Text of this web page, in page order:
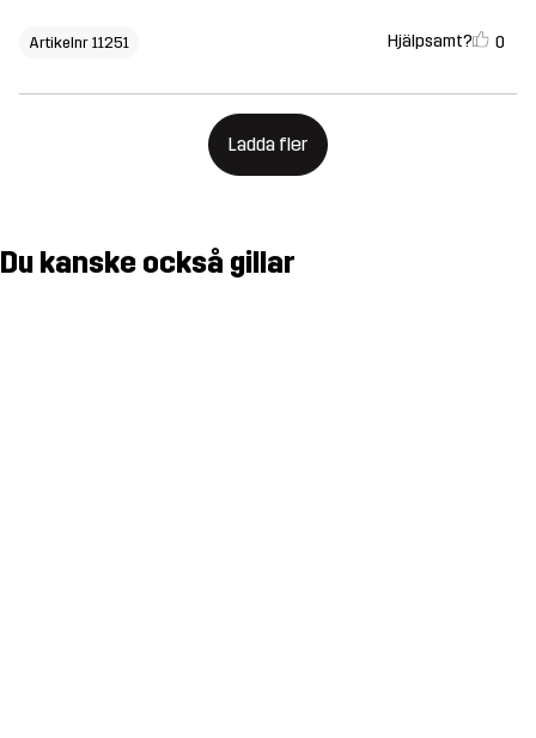
Artikelnr 11251 Hjälpsamt? 0
Ladda fler
Du kanske också gillar